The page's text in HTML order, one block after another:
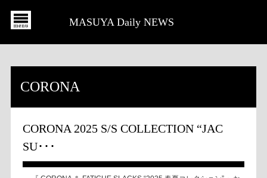
MASUYA Daily NEWS
CORONA
CORONA 2025 S/S COLLECTION “JAC
SU･･･